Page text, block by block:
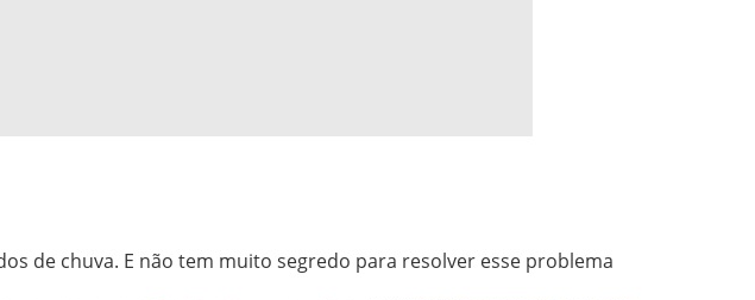
de chuva. E não tem muito segredo para resolver esse problema